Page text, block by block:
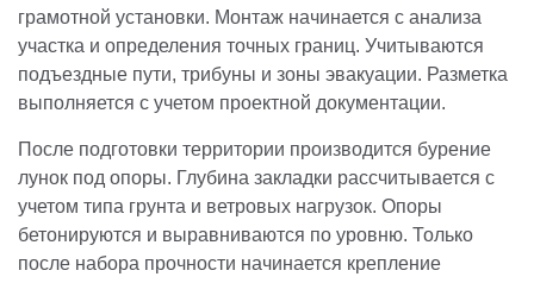
грамотной установки. Монтаж начинается с анализа
участка и определения точных границ. Учитываются
подъездные пути, трибуны и зоны эвакуации. Разметка
выполняется с учетом проектной документации.
После подготовки территории производится бурение
лунок под опоры. Глубина закладки рассчитывается с
учетом типа грунта и ветровых нагрузок. Опоры
бетонируются и выравниваются по уровню. Только
после набора прочности начинается крепление